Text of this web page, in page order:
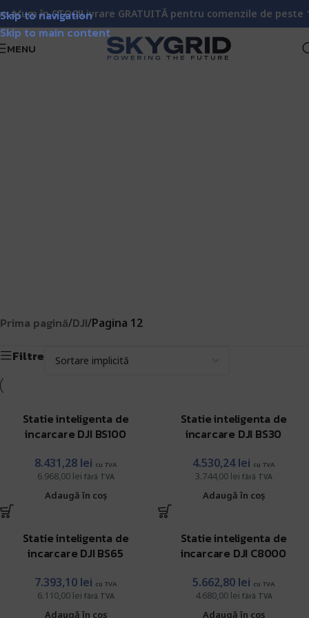
Skip to navigation
Skip to main content
în STOC!Livrare GRATUITĂ pentru comenzile de peste
MENU
Prima pagină/DJI/Pagina 12
Filtre
Statie inteligenta de
incarcare DJI BS100
6.968,00 lei fără TVA
8.431,28 lei cu TVA
Adaugă în coș
Statie inteligenta de
incarcare DJI BS30
3.744,00 lei fără TVA
4.530,24lei cu TVA
Adaugă în coș
Statie inteligenta de
incarcare DJI BS65
6.110,00 lei fără TVA
7.393,10 lei cu TVA
Adaugă în coș
Statie inteligenta de
incarcare DJI C8000
4.680,00 lei fără TVA
5.662,80 lei cu TVA
Adaugă în coș